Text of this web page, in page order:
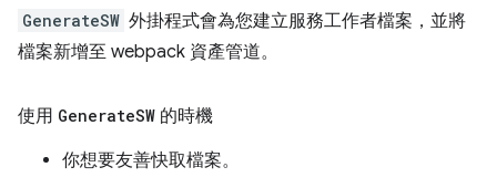
GenerateSW 外掛程式會為您建立服務工作者檔案，並將
檔案新增至 webpack 資產管道。
使用 GenerateSW 的時機
你想要友善快取檔案。